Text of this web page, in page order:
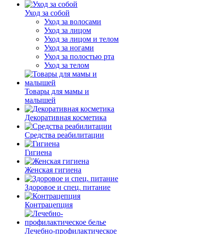
Уход за собой
Уход за волосами
Уход за лицом
Уход за лицом и телом
Уход за ногами
Уход за полостью рта
Уход за телом
Товары для мамы и
малышей
Декоративная косметика
Средства реабилитации
Гигиена
Женская гигиена
Здоровое и спец. питание
Контрацепция
Лечебно-профилактическое